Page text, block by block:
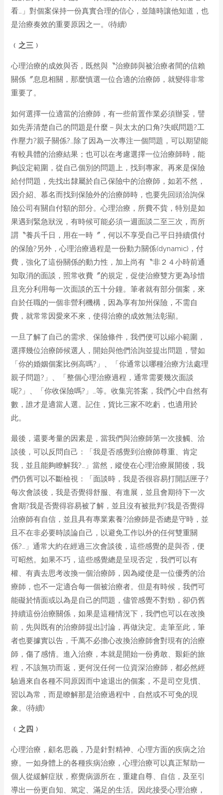
看…」對個案保持一份真實合理的信心，並隨時讓他知道，也
是治療奏效的重要原因之一。(待續)
﹙之三 ﹚
心理治療的成效與否，既然與〝治療師與被治療者間的信賴
關係〞息息相關，那麼慎選一位合適的治療師，就變得非常
重要了。
如何選擇一位適當的治療師，有一些前置作業必須辦妥，譬
如先弄清楚自己的問題是什麼－與太太的口角?失眠問題?工
作壓力?親子關係?…除了因為一次專注一個問題，可以期望能
有較具體的治療結果；也可以在考慮選擇一位治療師時，能
夠設定範圍，從自己個別的問題上，找到專家。再來是保險
給付問題，先找出隸屬於自己保險中的治療師，如若不然，
因介紹、慕名而找到保險外的治療師時，也要先回頭洽詢保
險公司有關自付額的部分。心理治療，所費不貲，特別是如
果遇到緊急狀況，有時候可能必須一週面談二至三次，而所
謂〝養兵千日，用在一時〞，何以不享受自己平日持續償付
的保險?另外，心理治療過程是一份動力關係(dynamic)，付
費，強化了這份關係的動力性，加上尚有〝非２４小時前通
知取消的面談，照常收費〞的規定，促使治療雙方更為珍惜
且充分利用每一次面談的五十分鐘。筆者就有部分個案，來
自於任職的一個非營利機構，因為享有加州保險，不需自
費，就常常因愛來不來，使得治療的成效無法彰顯。
一旦了解了自己的需求、保險條件，我們便可以縮小範圍，
選擇幾位治療師候選人，開始與他們洽詢並提出問題，譬如
「你的婚姻個案比例高嗎?」、「你通常以哪種治療方法處理
親子問題?」、「整個心理治療過程，通常需要幾次面談
呢?」、「你收保險嗎?」…等。收集完答案，我們心中自然有
數，誰才是適當人選。記住，貨比三家不吃虧，也適用於
此。
最後，還要考量的因素是，當我們與治療師第一次接觸、洽
談後，可以反問自己：「我是否感覺到治療師尊重、肯定
我，並且能夠瞭解我?…」當然，縱使在心理治療展開後，我
們仍舊可以不斷檢視：「面談時，我是否很容易打開話匣子?
每次會談後，我是否覺得舒服、有進展，並且會期待下一次
會期?我是否覺得容易被了解，並且沒有被批判?我是否覺得
治療師有自信，並且具有專業素養?治療師是否總是守時，並
且不在非必要時談論自己，以避免工作以外的任何雙重關
係?…」通常大約在經過三次會談後，這些感覺的是與否，便
可昭然。如果不巧，這些感覺總是呈現否定，我們可以有
權、有責去思考改換一個治療師，因為縱使是一位優秀的治
療師，也不一定適合每一個被治療者。但是有時候，我們可
能礙於情面或以為是自己的問題，儘管感覺不對勁，卻仍舊
持續這份治療關係，如果是這種情況下，我們也可以在改換
前，先與既有的治療師提出討論，再做決定。走筆至此，筆
者也要據實以告，千萬不必擔心改換治療師會對現有的治療
師，傷了感情。進入治療，本就是開始一份勇敢、艱鉅的旅
程，不該無功而返，更何況任何一位資深治療師，都必然經
驗過來自各種不同原因而中途退出的個案，不是司空見慣、
習以為常，而是瞭解那是治療過程中，自然或不可免的現
象。(待續)
﹙之四 ﹚
心理治療，顧名思義，乃是針對精神、心理方面的疾病之治
療。一如身體上的各種疾病治療，心理治療可以真正幫助一
個人從緩解症狀，察覺病源所在，重建自尊、自信，及至引
導出一份更自知、篤定、滿足的生活。因此接受心理治療，